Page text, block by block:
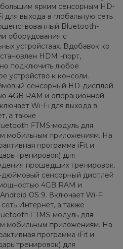
ярким сенсорным HD-
выхода в глобальную сеть
Bluetooth-
оборудования с
устройствах. Вдобавок ко
HDMI-порт,
подключить любое
устройство к консоли.
сенсорный HD-дисплей
4GB RAM и операционной
Wi-Fi для выхода в
а также
FTMS-модуль для
мобильным приложениям. На
программа iFit и
тренировок) для
прошедших тренировок.
сенсорный дисплей
4GB RAM и
OS 9. Включает Wi-Fi
Интернет, а также
FTMS-модуль для
мобильным приложениям. На
программа iFit и
тренировок) для